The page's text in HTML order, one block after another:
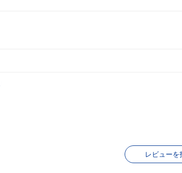
レビューを